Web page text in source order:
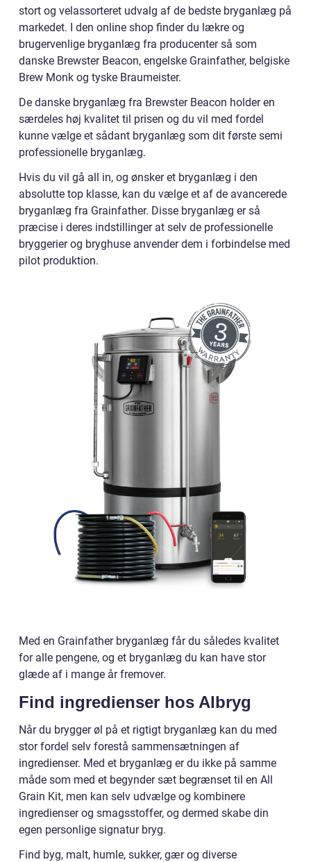
stort og velassorteret udvalg af de bedste bryganlæg på
markedet. I den online shop finder du lækre og
brugervenlige bryganlæg fra producenter så som
danske Brewster Beacon, engelske Grainfather, belgiske
Brew Monk og tyske Braumeister.
De danske bryganlæg fra Brewster Beacon holder en
særdeles høj kvalitet til prisen og du vil med fordel
kunne vælge et sådant bryganlæg som dit første semi
professionelle bryganlæg.
Hvis du vil gå all in, og ønsker et bryganlæg i den
absolutte top klasse, kan du vælge et af de avancerede
bryganlæg fra Grainfather. Disse bryganlæg er så
præcise i deres indstillinger at selv de professionelle
bryggerier og bryghuse anvender dem i forbindelse med
pilot produktion.
Med en Grainfather bryganlæg får du således kvalitet
for alle pengene, og et bryganlæg du kan have stor
glæde af i mange år fremover.
Find ingredienser hos Albryg
Når du brygger øl på et rigtigt bryganlæg kan du med
stor fordel selv forestå sammensætningen af
ingredienser. Med et bryganlæg er du ikke på samme
måde som med et begynder sæt begrænset til en All
Grain Kit, men kan selv udvælge og kombinere
ingredienser og smagsstoffer, og dermed skabe din
egen personlige signatur bryg.
Find byg, malt, humle, sukker, gær og diverse